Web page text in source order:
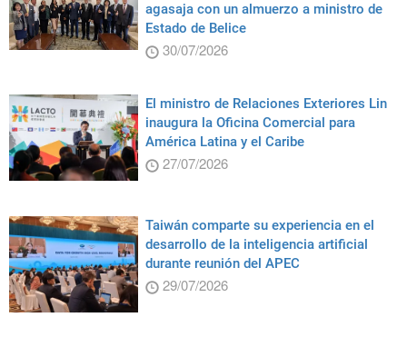
agasaja con un almuerzo a ministro de
Estado de Belice
30/07/2026
El ministro de Relaciones Exteriores Lin
inaugura la Oficina Comercial para
América Latina y el Caribe
27/07/2026
Taiwán comparte su experiencia en el
desarrollo de la inteligencia artificial
durante reunión del APEC
29/07/2026